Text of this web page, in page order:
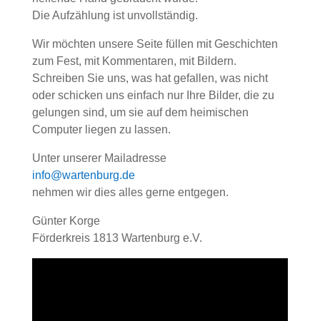
Die Aufzählung ist unvollständig.
Wir möchten unsere Seite füllen mit Geschichten
zum Fest, mit Kommentaren, mit Bildern.
Schreiben Sie uns, was hat gefallen, was nicht
oder schicken uns einfach nur Ihre Bilder, die zu
gelungen sind, um sie auf dem heimischen
Computer liegen zu lassen.
Unter unserer Mailadresse
info@wartenburg.de
nehmen wir dies alles gerne entgegen.
Günter Korge
Förderkreis 1813 Wartenburg e.V.